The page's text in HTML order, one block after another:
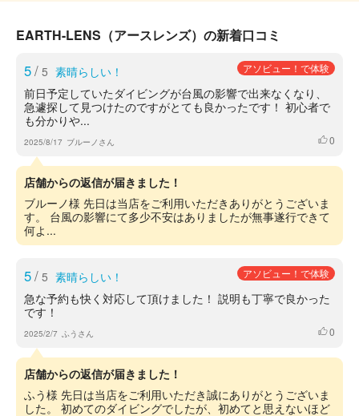
EARTH-LENS（アースレンズ）の新着口コミ
5/ 5 素晴らしい！ アソビュー！で体験
前日予定していたダイビングが台風の影響で出来なくなり、
急遽探して見つけたのですがとても良かったです！ 初心者で
も分かりや...
2025/8/17 ブルーノさん いいね
0
店舗からの返信が届きました！
ブルーノ様 先日は当店をご利用いただきありがとうございま
す。 台風の影響にて多少不安はありましたが無事遂行できて
何よ...
5/ 5 素晴らしい！ アソビュー！で体験
急な予約も快く対応して頂けました！ 説明も丁寧で良かった
です！
2025/2/7 ふうさん いいね
0
店舗からの返信が届きました！
ふう様 先日は当店をご利用いただき誠にありがとうございま
した。 初めてのダイビングでしたが、初めてと思えないほど